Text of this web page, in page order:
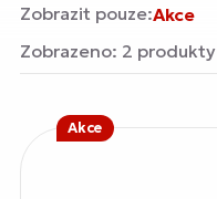
Zobrazit pouze:Akce
Zobrazeno: 2 produkty
Akce